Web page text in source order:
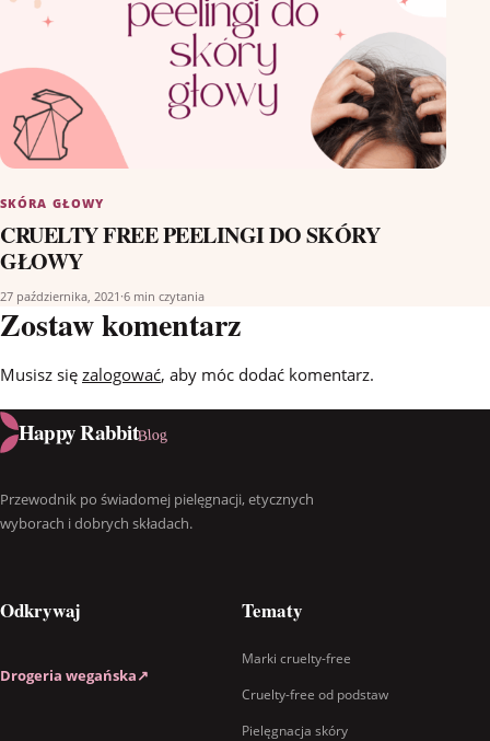
SKÓRA GŁOWY
CRUELTY FREE PEELINGI DO SKÓRY
GŁOWY
27 października, 2021 ·6 min czytania
Zostaw komentarz
Musisz się zalogować, aby móc dodać komentarz.
Happy RabbitBlog
Przewodnik po świadomej pielęgnacji, etycznych
wyborach i dobrych składach.
Odkrywaj
Drogeria wegańska↗
Tematy
Marki cruelty-free
Cruelty-free od podstaw
Pielęgnacja skóry